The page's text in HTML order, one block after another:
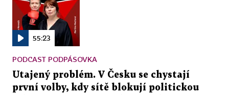
55:23
PODCAST PODPÁSOVKA
Utajený problém. V Česku se chystají
první volby, kdy sítě blokují politickou